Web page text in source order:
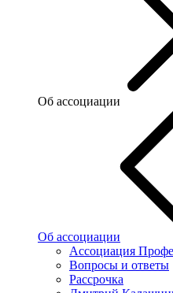
Об ассоциации
Об ассоциации
Ассоциация
Вопросы и ответы
Рассрочка